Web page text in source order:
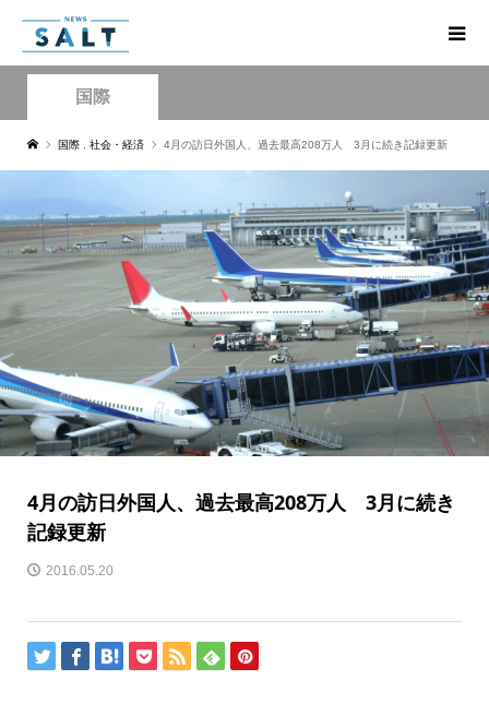
国際
国際 社会・経済 4月の訪日外国人、過去最高208万人 3月に続き記録更新
4月の訪日外国人、過去最高208万人 3月に続き
記録更新
2016.05.20